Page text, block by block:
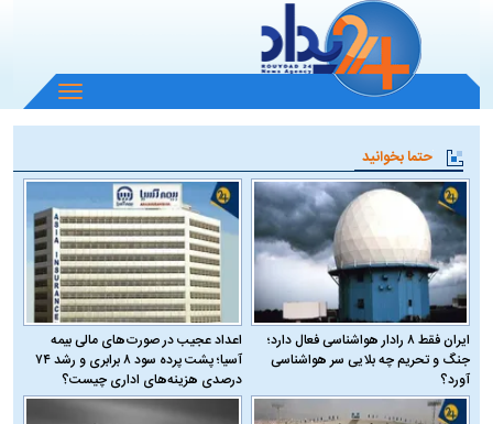
باز
و
منو
حتما بخوانید
ایران فقط ۸ رادار هواشناسی فعال دارد؛
جنگ و تحریم چه بلایی سر هواشناسی
آورد؟
اعداد عجیب در صورت‌های مالی بیمه
آسیا؛ پشت پرده سود ۸ برابری و رشد ۷۴
درصدی هزینه‌های اداری چیست؟